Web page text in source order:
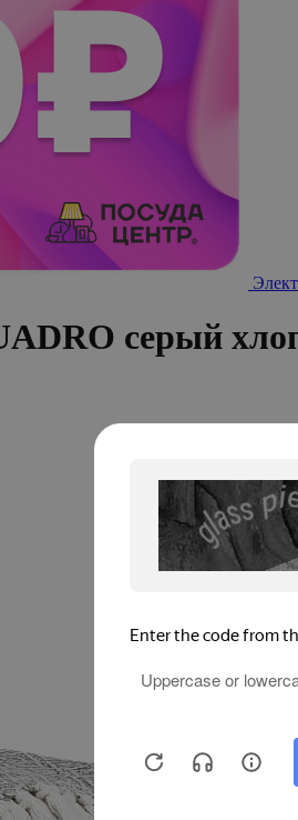
серый